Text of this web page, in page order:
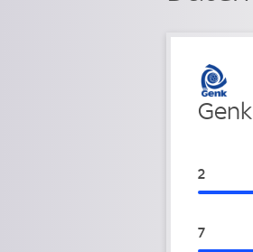
Verteidigung
Genk
Genk:
2
Genk:
7